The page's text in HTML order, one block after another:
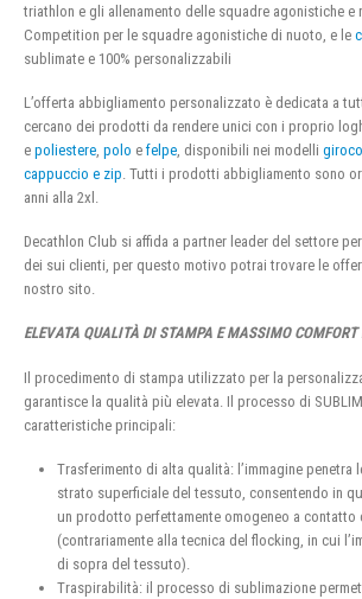
triathlon e gli allenamento delle squadre agonistiche e
Competition per le squadre agonistiche di nuoto, e le
sublimate e 100% personalizzabili
L’offerta abbigliamento personalizzato è dedicata a
cercano dei prodotti da rendere unici con i proprio
e poliestere polo e felpe , disponibili nei modelli
cappuccio e zip . Tutti i prodotti abbigliamento sono
anni alla 2xl.
Decathlon Club si affida a partner leader del settore
dei sui clienti, per questo motivo potrai trovare le
nostro sito.
ELEVATA QUALITÀ DI STAMPA E MASSIMO COMFORT
Il procedimento di stampa utilizzato per la
garantisce la qualità più elevata. Il processo di
caratteristiche principali:
Trasferimento di alta qualità: l’immagine penetra
strato superficiale del tessuto, consentendo in
un prodotto perfettamente omogeneo a contatto
(contrariamente alla tecnica del flocking, in cui
di sopra del tessuto).
Traspirabilità: il processo di sublimazione